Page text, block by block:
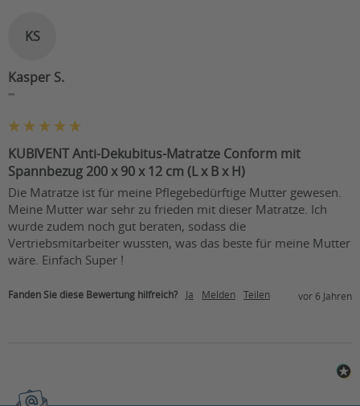
KS
Kasper S.
""
KUBIVENT Anti-Dekubitus-Matratze Conform mit
Spannbezug 200 x 90 x 12 cm (L x B x H)
Die Matratze ist für meine Pflegebedürftige Mutter gewesen.
Meine Mutter war sehr zu frieden mit dieser Matratze. Ich
wurde zudem noch gut beraten, sodass die
Vertriebsmitarbeiter wussten, was das beste für meine Mutter
wäre. Einfach Super !
Fanden Sie diese Bewertung hilfreich? Ja Melden Teilen vor 6 Jahren